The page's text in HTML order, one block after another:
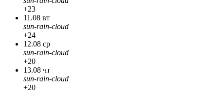
+23
11.08 вт
sun-rain-cloud
+24
12.08 ср
sun-rain-cloud
+20
13.08 чт
sun-rain-cloud
+20